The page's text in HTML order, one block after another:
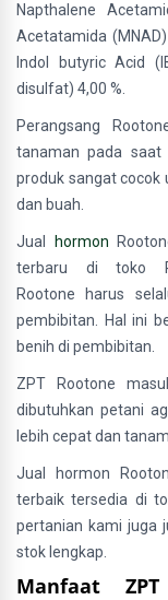
Napthalene
Acetatamida
Indol butyric Acid
disulfat) 4,00 %.
Perangsang
tanaman pada saat
produk sangat cocok
dan buah.
Jual hormon
terbaru di toko
Rootone harus
pembibitan. Hal ini
benih di pembibitan.
ZPT Rootone
dibutuhkan petani
lebih cepat dan
Jual hormon
terbaik tersedia di
pertanian kami juga
stok lengkap.
Manfaat